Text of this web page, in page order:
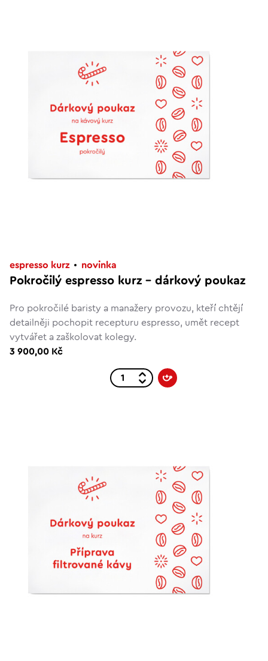
espresso kurz novinka
Pokročilý espresso kurz – dárkový poukaz
Pro pokročilé baristy a manažery provozu, kteří chtějí
detailněji pochopit recepturu espresso, umět recept
vytvářet a zaškolovat kolegy.
3 900,00 Kč